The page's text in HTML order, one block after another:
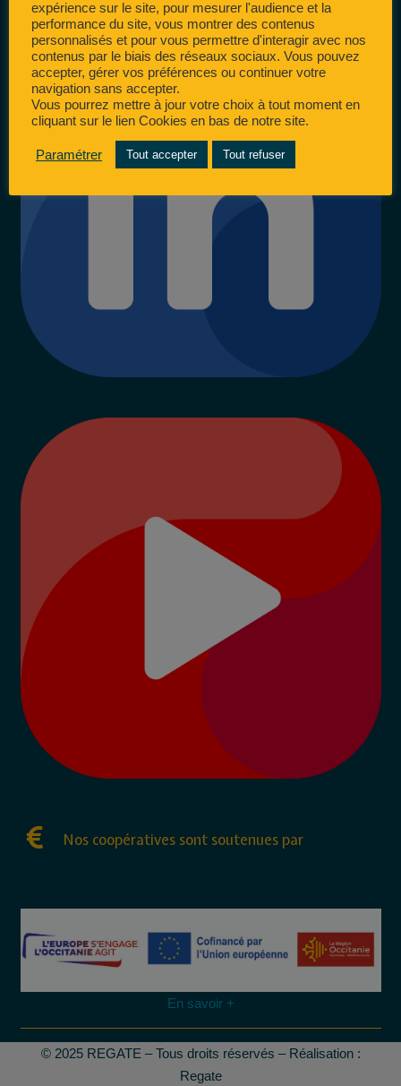
Nos coopératives sont soutenues par
En savoir +
© 2025 REGATE – Tous droits réservés – Réalisation :
Regate
expérience sur le site, pour mesurer l'audience et la
performance du site, vous montrer des contenus
personnalisés et pour vous permettre d'interagir avec nos
contenus par le biais des réseaux sociaux. Vous pouvez
accepter, gérer vos préférences ou continuer votre
navigation sans accepter.
Vous pourrez mettre à jour votre choix à tout moment en
cliquant sur le lien Cookies en bas de notre site.
Paramétrer Tout accepter Tout refuser